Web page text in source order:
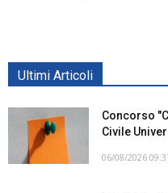
Ultimi Articoli
Concorso
Civile
06/08/2026